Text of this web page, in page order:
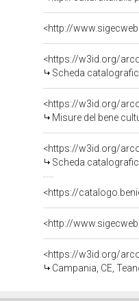
<https://w3id.org/
Scheda
<https://w3id.org/
Misure del bene
<https://w3id.org/
Scheda
<https://
<https://w3id.org/
Campania, CE,